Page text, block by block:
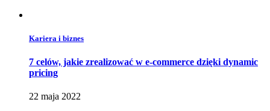
Kariera i biznes
7 celów, jakie zrealizować w e-commerce dzięki dynamic
pricing
22 maja 2022